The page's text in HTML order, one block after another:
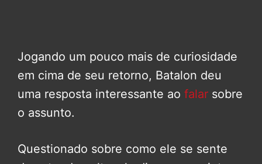
Jogando um pouco mais de curiosidade
em cima de seu retorno, Batalon deu
uma resposta interessante ao falar sobre
o assunto.
Questionado sobre como ele se sente